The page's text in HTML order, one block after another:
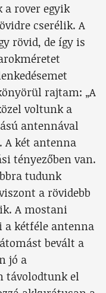
a rover egyik
cserélik. A
rövid, de így is
rajtam: „A
voltunk a
antennával
A két antenna
tényezőben van.
tudunk
a rövidebb
A mostani
a kétféle antenna
bevált a
jó a
távolodtunk el